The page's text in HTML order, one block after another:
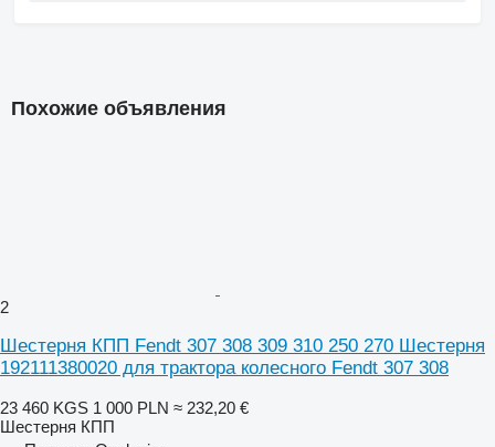
Похожие объявления
2
Шестерня КПП Fendt 307 308 309 310 250 270 Шестерня
192111380020 для трактора колесного Fendt 307 308
23 460 KGS 1 000 PLN ≈ 232,20 €
Шестерня КПП